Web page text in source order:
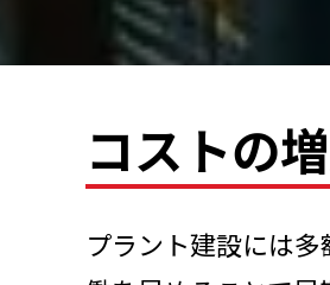
コストの
プラント建設には